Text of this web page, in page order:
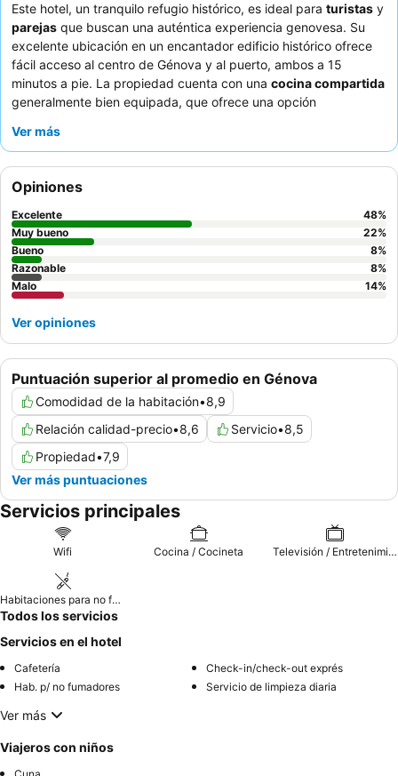
Este hotel, un tranquilo refugio histórico, es ideal para turistas y
parejas que buscan una auténtica experiencia genovesa. Su
excelente ubicación en un encantador edificio histórico ofrece
fácil acceso al centro de Génova y al puerto, ambos a 15
minutos a pie. La propiedad cuenta con una cocina compartida
generalmente bien equipada, que ofrece una opción
huéspedes elogian constantemente al
comunicación durante el proceso de auto check-in. Para una
estancia más tranquila, considere solicitar una habitación con
vistas al jardín.
Ver más
Puntuación superior al promedio en Génova
Comodidad de la habitación•8,9
Relación calidad-precio•8,6 Servicio•8,5
Propiedad•7,9
Ver más puntuaciones
Opiniones
Excelente 48%
Muy bueno
22%
Bueno
8%
Razonable
8%
Malo
14%
Ver opiniones
Servicios principales
Wifi Cocina / Cocineta Televisión / Entretenimiento
Habitaciones para no fumadores
Todos los servicios
Servicios en el hotel
Cafetería
Check-in/check-out exprés
Hab. p/ no fumadores
Servicio de limpieza diaria
Ver más
Viajeros con niños